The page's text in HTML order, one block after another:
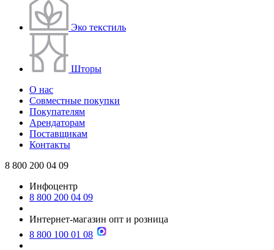
Эко текстиль
Шторы
О нас
Совместные покупки
Покупателям
Арендаторам
Поставщикам
Контакты
8 800 200 04 09
Инфоцентр
8 800 200 04 09
Интернет-магазин опт и розница
8 800 100 01 08